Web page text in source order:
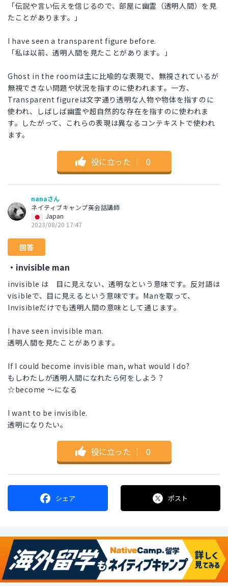
「伝説や言い伝えを信じるので、部屋に幽霊（透明人間）を見
たことがあります。」
I have seen a transparent figure before.
「私は以前、透明人間を見たことがあります。」
Ghost in the roomは主に比喩的な表現で、無視されているが
無視できない問題や状況を指すのに使われます。一方、
Transparent figureは文字通り透明な人物や物体を指すのに
使われ、しばしば幽霊や超自然的な存在を指すのに使われま
す。したがって、これらの表現は異なるコンテキストで使われ
ます。
役に立った ｜ 0
nanaさん
ネイティブキャンプ英会話講師
Japan
2023/08/20 17:47
回答
・invisible man
invisible は 目に見えない、透明なという意味です。反対語は
visibleで、目に見えるという意味です。Manを取って、
Invisibleだけでも透明人間の意味として通じます。
I have seen invisible man.
透明人間を見たことがあります。
If I could become invisible man, what would I do?
もしわたしが透明人間になれたら何をしよう？
☆become 〜になる
I want to be invisible.
透明になりたい。
役に立った ｜ 0
シェア ポスト